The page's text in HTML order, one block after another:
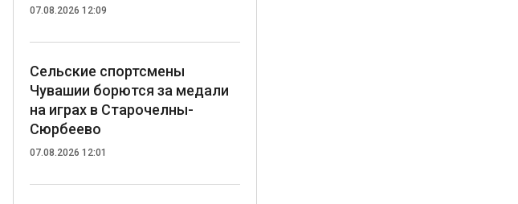
07.08.2026 12:09
Сельские спортсмены
Чувашии борются за медали
на играх в Старочелны-
Сюрбеево
07.08.2026 12:01